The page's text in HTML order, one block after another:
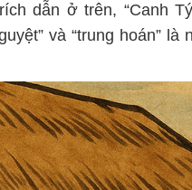
dẫn ở trên, “Canh
và “trung hoán”